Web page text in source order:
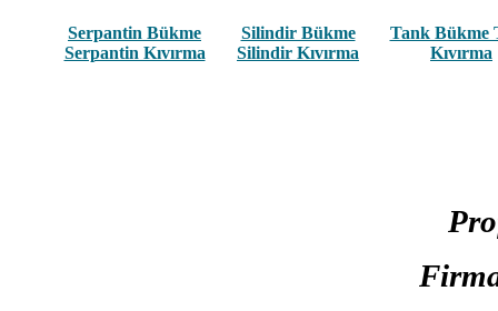
Serpantin Bükme
Serpantin Kıvırma
Silindir Bükme
Silindir Kıvırma
Tank Bükme
Kıvırma